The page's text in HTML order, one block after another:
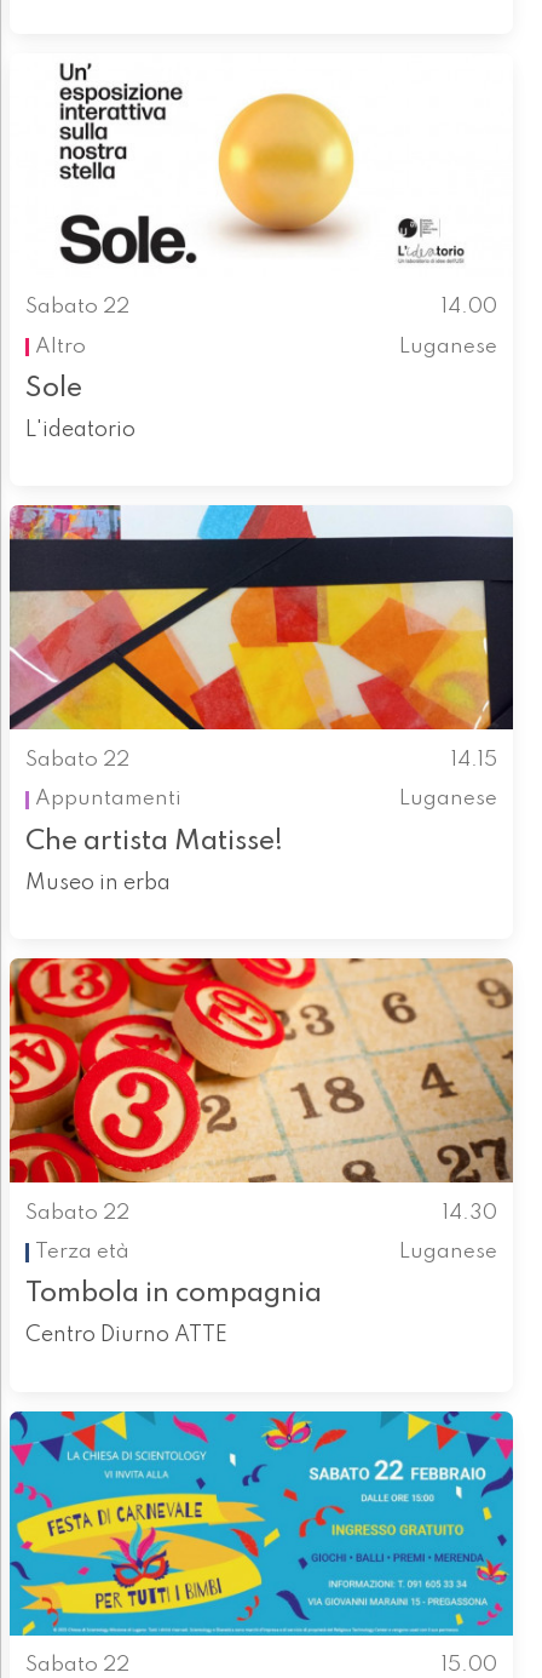
Sabato 22
14.00
Altro
Luganese
Sole
L'ideatorio
Sabato 22
14.15
Appuntamenti
Luganese
Che artista Matisse!
Museo in erba
Sabato 22
14.30
Terza età
Luganese
Tombola in compagnia
Centro Diurno ATTE
Sabato 22
15.00